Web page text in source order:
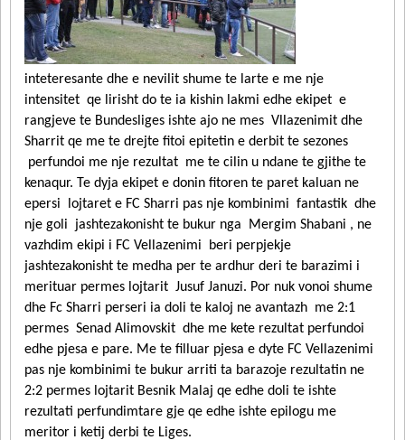
inteteresante dhe e nevilit shume te larte e me nje
intensitet qe lirisht do te ia kishin lakmi edhe ekipet e
rangjeve te Bundesliges ishte ajo ne mes Vllazenimit dhe
Sharrit qe me te drejte fitoi epitetin e derbit te sezones
perfundoi me nje rezultat me te cilin u ndane te gjithe te
kenaqur. Te dyja ekipet e donin fitoren te paret kaluan ne
epersi lojtaret e FC Sharri pas nje kombinimi fantastik dhe
nje goli jashtezakonisht te bukur nga Mergim Shabani , ne
vazhdim ekipi i FC Vellazenimi beri perpjekje
jashtezakonisht te medha per te ardhur deri te barazimi i
merituar permes lojtarit Jusuf Januzi. Por nuk vonoi shume
dhe Fc Sharri perseri ia doli te kaloj ne avantazh me 2:1
permes Senad Alimovskit dhe me kete rezultat perfundoi
edhe pjesa e pare. Me te filluar pjesa e dyte FC Vellazenimi
pas nje kombinimi te bukur arriti ta barazoje rezultatin ne
2:2 permes lojtarit Besnik Malaj qe edhe doli te ishte
rezultati perfundimtare gje qe edhe ishte epilogu me
meritor i ketij derbi te Liges.